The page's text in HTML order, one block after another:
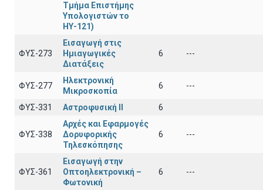
Τμήμα Επιστήμης
Υπολογιστών το
ΗΥ-121)
ΦΥΣ-273
Εισαγωγή στις
Ημιαγωγικές
Διατάξεις
6 ---
ΦΥΣ-277
Ηλεκτρονική
Μικροσκοπία
6 ---
ΦΥΣ-331 Αστροφυσική ΙΙ 6
ΦΥΣ-338
Αρχές και Εφαρμογές
Δορυφορικής
Τηλεσκόπησης
6 ---
ΦΥΣ-361
Εισαγωγή στην
Οπτοηλεκτρονική –
Φωτονική
6 ---